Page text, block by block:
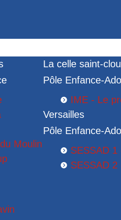
Moulin
La celle saint-
Pôle Enfance-
IME - Le
Versailles
Pôle Enfance-
SESSAD
SESSAD